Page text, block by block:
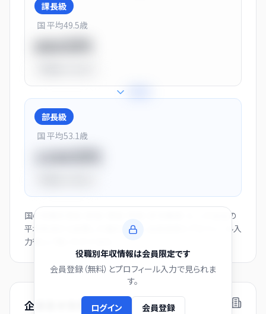
課長級
国 平均49.5歳
部長級
国 平均53.1歳
役職別年収情報は会員限定です
会員登録（無料）とプロフィール入力で見られま
す。
ログイン 会員登録
国の役職別賃金（部長・課長・係長・非役職者）と、この会社の
平均年収から逆算した推計値です。会員登録とプロフィール入
力後にご覧いただけます。
企業基本情報